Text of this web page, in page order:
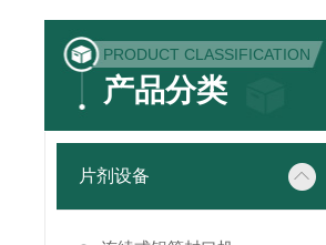
PRODUCT CLASSIFICATION
产品分类
片剂设备